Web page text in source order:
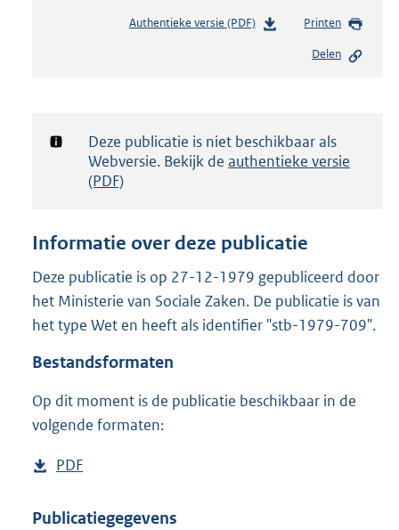
Authentieke versie (PDF)b
g
t
e
:
1
b
Printen
Delen
Notificatie:
Deze publicatie is niet beschikbaar als
Webversie. Bekijk de authentieke versie
(PDF)
Informatie over deze publicatie
Deze publicatie is op 27-12-1979 gepubliceerd door
het Ministerie van Sociale Zaken. De publicatie is van
het type Wet en heeft als identifier "stb-1979-709".
Bestandsformaten
Op dit moment is de publicatie beschikbaar in de
volgende formaten:
D
w
PDF
s
Publicatiegegevens